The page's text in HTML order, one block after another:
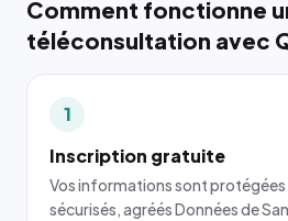
Comment fonctionne
téléconsultation avec
1
Inscription gratuite
Vos informations sont protégées
sécurisés, agréés Données de